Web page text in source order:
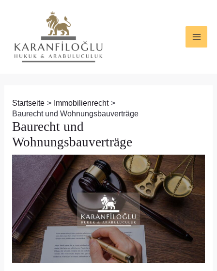
Startseite
Immobilienrecht
Baurecht und Wohnungsbauverträge
Baurecht und
Wohnungsbauverträge